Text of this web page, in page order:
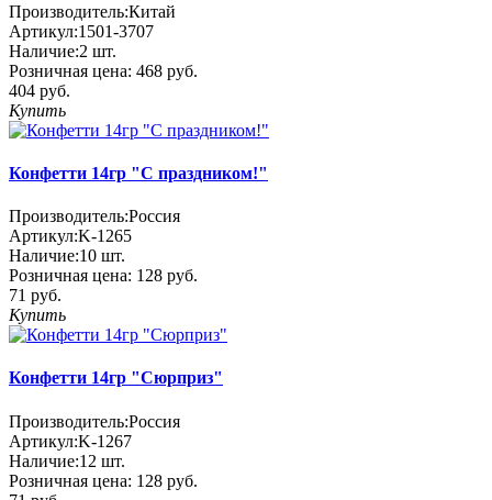
Производитель:Китай
Артикул:1501-3707
Наличие:2 шт.
Розничная цена: 468 руб.
404 руб.
Купить
Конфетти 14гр "С праздником!"
Производитель:Россия
Артикул:K-1265
Наличие:10 шт.
Розничная цена: 128 руб.
71 руб.
Купить
Конфетти 14гр "Сюрприз"
Производитель:Россия
Артикул:K-1267
Наличие:12 шт.
Розничная цена: 128 руб.